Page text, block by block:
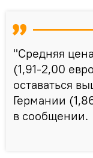
"Средняя
(1,91-2,00
оставаться
Германии
в сообщении.